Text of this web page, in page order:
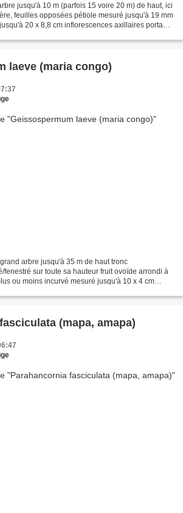
jusqu'à 10 m (parfois 15 voire 20 m) de haut, ici
feuilles opposées pétiole mesuré jusqu'à 19 mm
20 x 8,8 cm inflorescences axillaires portant
laeve (maria congo)
arbre jusqu'à 35 m de haut tronc
fenestré sur toute sa hauteur fruit ovoïde arrondi à
ou moins incurvé mesuré jusqu'à 10 x 4 cm
(mapa, amapa)